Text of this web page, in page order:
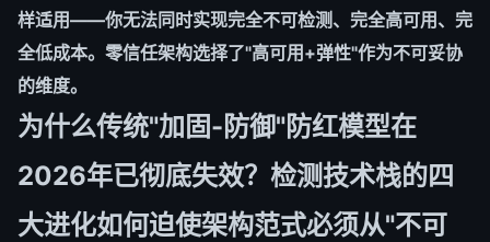
样适用——你无法同时实现完全不可检测、完全高可用、完
全低成本。零信任架构选择了"高可用+弹性"作为不可妥协
的维度。
为什么传统"加固-防御"防红模型在
2026年已彻底失效？检测技术栈的四
大进化如何迫使架构范式必须从"不可